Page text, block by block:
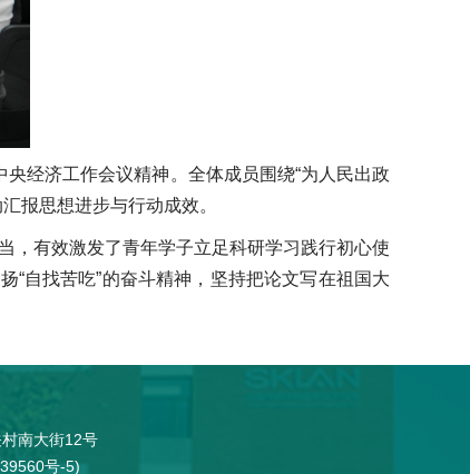
经济工作会议精神。全体成员围绕“为人民出政
报思想进步与行动成效。
，有效激发了青年学子立足科研学习践行初心使
“自找苦吃”的奋斗精神，坚持把论文写在祖国大
南大街12号
号-5)